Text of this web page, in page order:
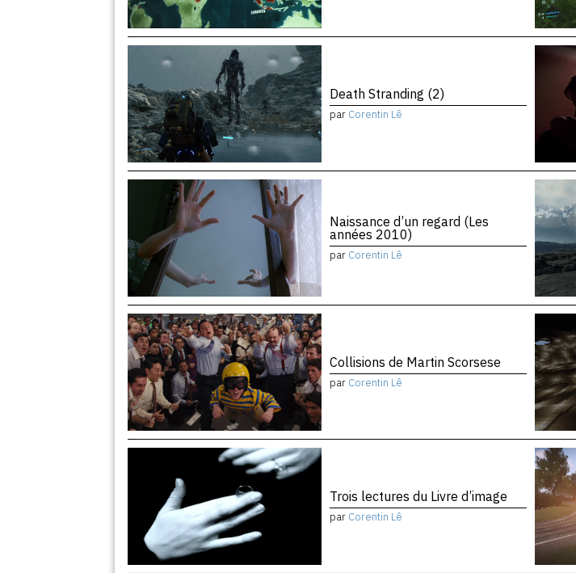
Death Stranding (2)
par Corentin Lê
Naissance d’un regard (Les
années 2010)
par Corentin Lê
Collisions de Martin Scorsese
par Corentin Lê
Trois lectures du Livre d’image
par Corentin Lê